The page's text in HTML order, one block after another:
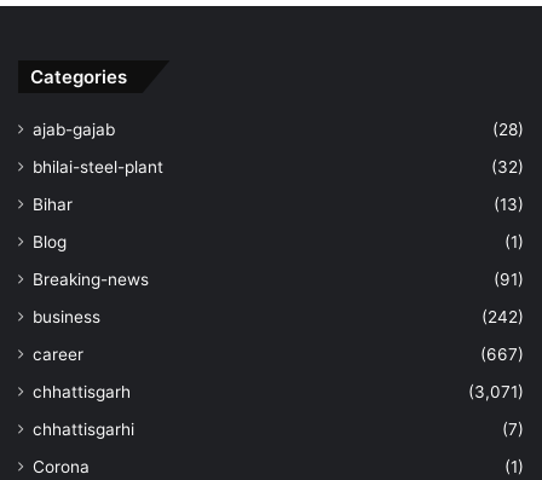
Categories
ajab-gajab
(28)
bhilai-steel-plant
(32)
Bihar
(13)
Blog
(1)
Breaking-news
(91)
business
(242)
career
(667)
chhattisgarh
(3,071)
chhattisgarhi
(7)
Corona
(1)